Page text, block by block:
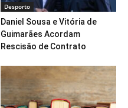
Desporto
Daniel Sousa e Vitória de
Guimarães Acordam
Rescisão de Contrato